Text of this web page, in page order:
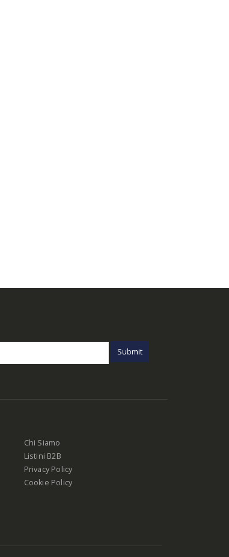
Chi Siamo
Listini B2B
Privacy Policy
Cookie Policy